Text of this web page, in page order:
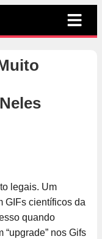
legais. Um
GIFs científicos da
quando
nos Gifs